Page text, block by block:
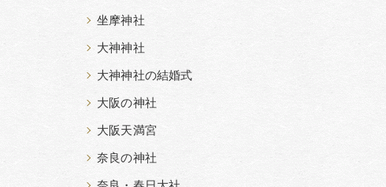
坐摩神社
大神神社
大神神社の結婚式
大阪の神社
大阪天満宮
奈良の神社